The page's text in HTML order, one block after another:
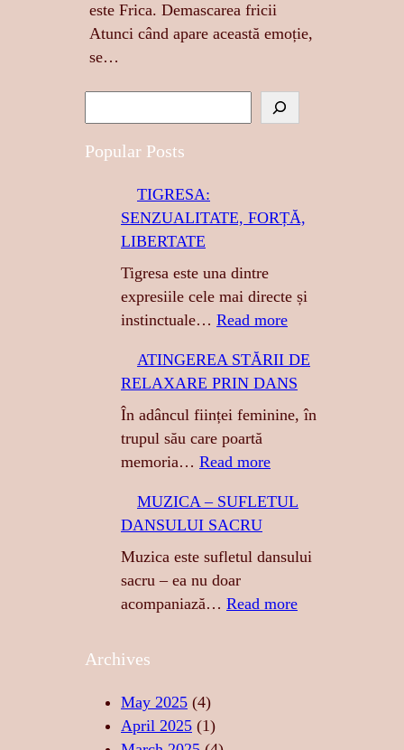
este Frica. Demascarea fricii
Atunci când apare această emoție,
se…
e
a
Popular Posts
TIGRESA:
SENZUALITATE, FORȚĂ,
LIBERTATE
Tigresa este una dintre
expresiile cele mai directe și
instinctuale… Read more:
I
G
R
:
E
Z
ATINGEREA STĂRII DE
RELAXARE PRIN DANS
În adâncul ființei feminine, în
trupul său care poartă
memoria… Read more:
T
N
E
MUZICA – SUFLETUL
DANSULUI SACRU
Muzica este sufletul dansului
sacru – ea nu doar
acompaniază… Read more:
Archives
May 2025 (4)
April 2025 (1)